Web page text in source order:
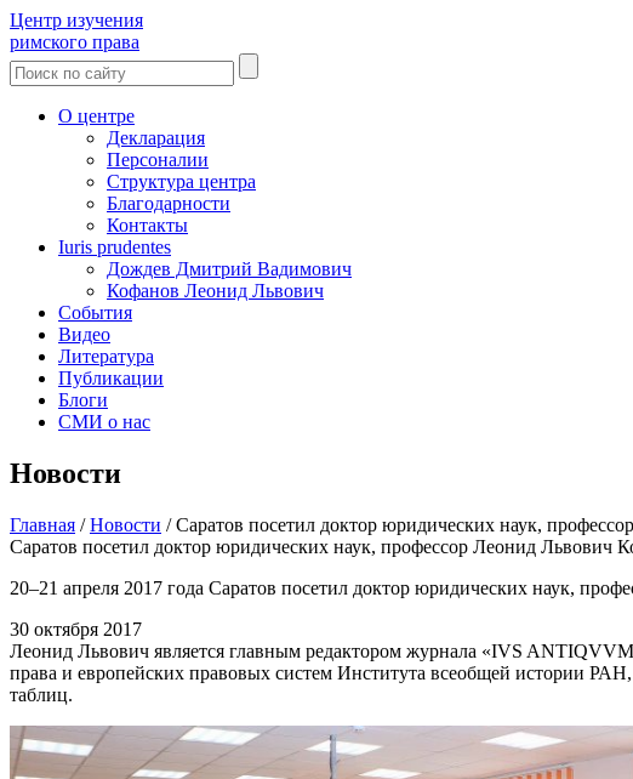
Центр изучения
римского права
О центре
Декларация
Персоналии
Структура центра
Благодарности
Контакты
Iuris prudentes
Дождев Дмитрий Вадимович
Кофанов Леонид Львович
События
Видео
Литература
Публикации
Блоги
СМИ о нас
Новости
Главная /Новости /Саратов посетил доктор юридических наук,
Саратов посетил доктор юридических наук, профессор Леонид Львович
20–21 апреля 2017 года Саратов посетил доктор юридических наук,
30 октября 2017
Леонид Львович является главным редактором журнала «IVS
права и европейских правовых систем Института всеобщей истории
таблиц.